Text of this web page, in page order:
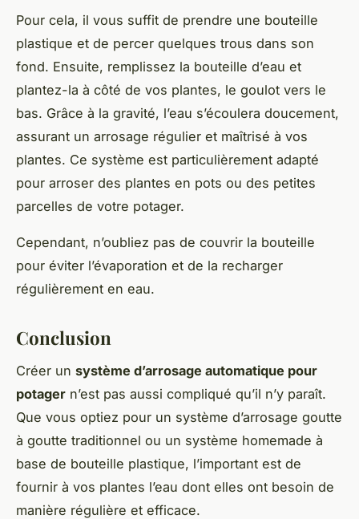
Pour cela, il vous suffit de prendre une bouteille
plastique et de percer quelques trous dans son
fond. Ensuite, remplissez la bouteille d’eau et
plantez-la à côté de vos plantes, le goulot vers le
bas. Grâce à la gravité, l’eau s’écoulera doucement,
assurant un arrosage régulier et maîtrisé à vos
plantes. Ce système est particulièrement adapté
pour arroser des plantes en pots ou des petites
parcelles de votre potager.
Cependant, n’oubliez pas de couvrir la bouteille
pour éviter l’évaporation et de la recharger
régulièrement en eau.
Conclusion
Créer un système d’arrosage automatique pour
potager n’est pas aussi compliqué qu’il n’y paraît.
Que vous optiez pour un système d’arrosage goutte
à goutte traditionnel ou un système homemade à
base de bouteille plastique, l’important est de
fournir à vos plantes l’eau dont elles ont besoin de
manière régulière et efficace.